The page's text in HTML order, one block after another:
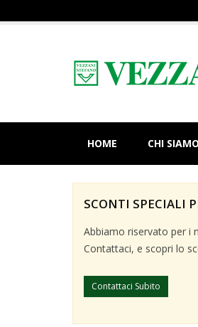
HOME CHI SIAMO
SCONTI SPECIALI
Abbiamo riservato per i
Contattaci, e scopri lo
Contattaci Subito